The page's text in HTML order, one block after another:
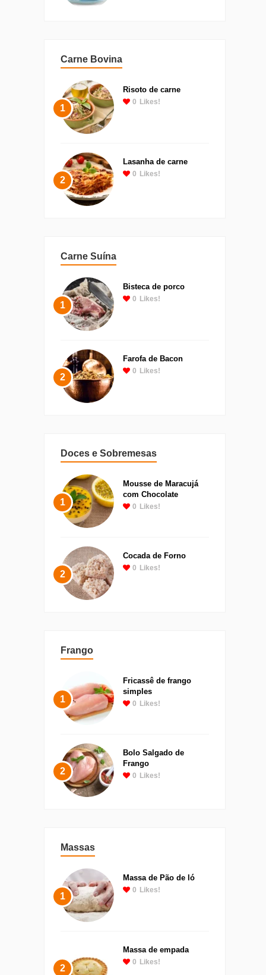
Carne Bovina
1
Risoto de carne
0 Likes!
2
Lasanha de carne
0 Likes!
Carne Suína
1
Bisteca de porco
0 Likes!
2
Farofa de Bacon
0 Likes!
Doces e Sobremesas
1
Mousse de Maracujá
com Chocolate
0 Likes!
2
Cocada de Forno
0 Likes!
Frango
1
Fricassê de frango
simples
0 Likes!
2
Bolo Salgado de
Frango
0 Likes!
Massas
1
Massa de Pão de ló
0 Likes!
2
Massa de empada
0 Likes!